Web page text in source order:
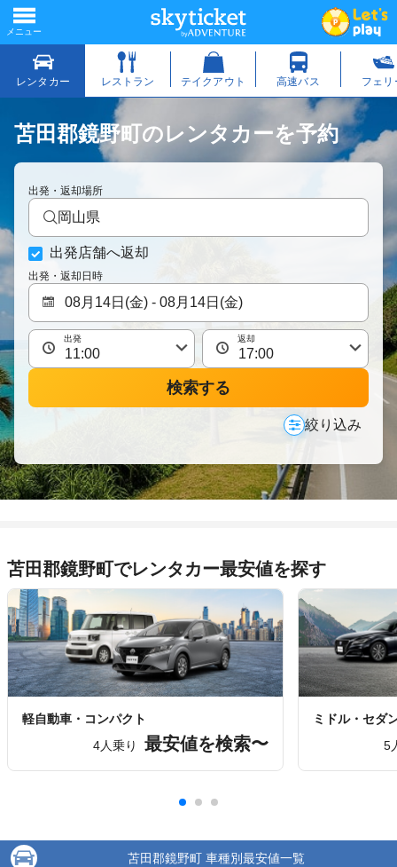
苫田郡鏡野町のレンタカーを予約
出発・返却場所
岡山県
出発店舗へ返却
出発・返却日時
出発 返却
検索する
絞り込み
苫田郡鏡野町でレンタカー最安値を探す
軽自動車・コンパクト
4人乗り
最安値を検索〜
ミドル・セダ
5
苫田郡鏡野町 車種別最安値一覧